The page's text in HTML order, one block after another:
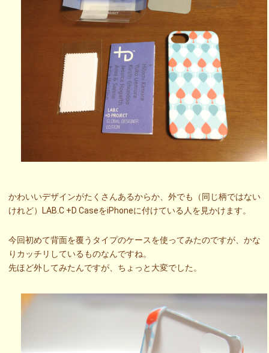
かわいいデザインがたくさんあるからか、外でも（同じ柄ではない
けれど）LAB.C +D CaseをiPhoneに付けている人を見かけます。
今回初めて背面を覆うタイプのケースを使ってみたのですが、かな
りカッチリしているものなんですね。
先ほど外してみたんですが、ちょっと大変でした。